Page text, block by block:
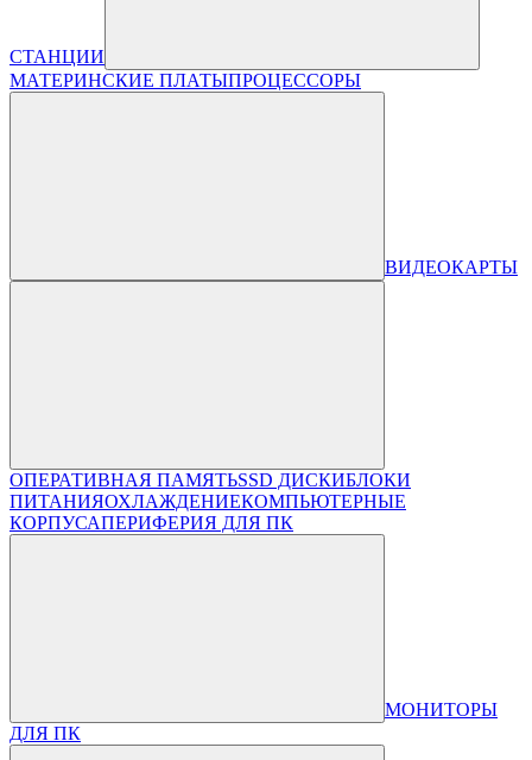
СТАНЦИИ
МАТЕРИНСКИЕ ПЛАТЫПРОЦЕССОРЫ
ВИДЕОКАРТЫ
ОПЕРАТИВНАЯ ПАМЯТЬSSD ДИСКИБЛОКИ
ПИТАНИЯОХЛАЖДЕНИЕКОМПЬЮТЕРНЫЕ
КОРПУСАПЕРИФЕРИЯ ДЛЯ ПК
МОНИТОРЫ
ДЛЯ ПК